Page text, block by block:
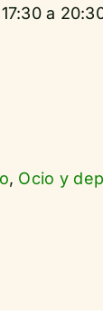
a
, Ocio y